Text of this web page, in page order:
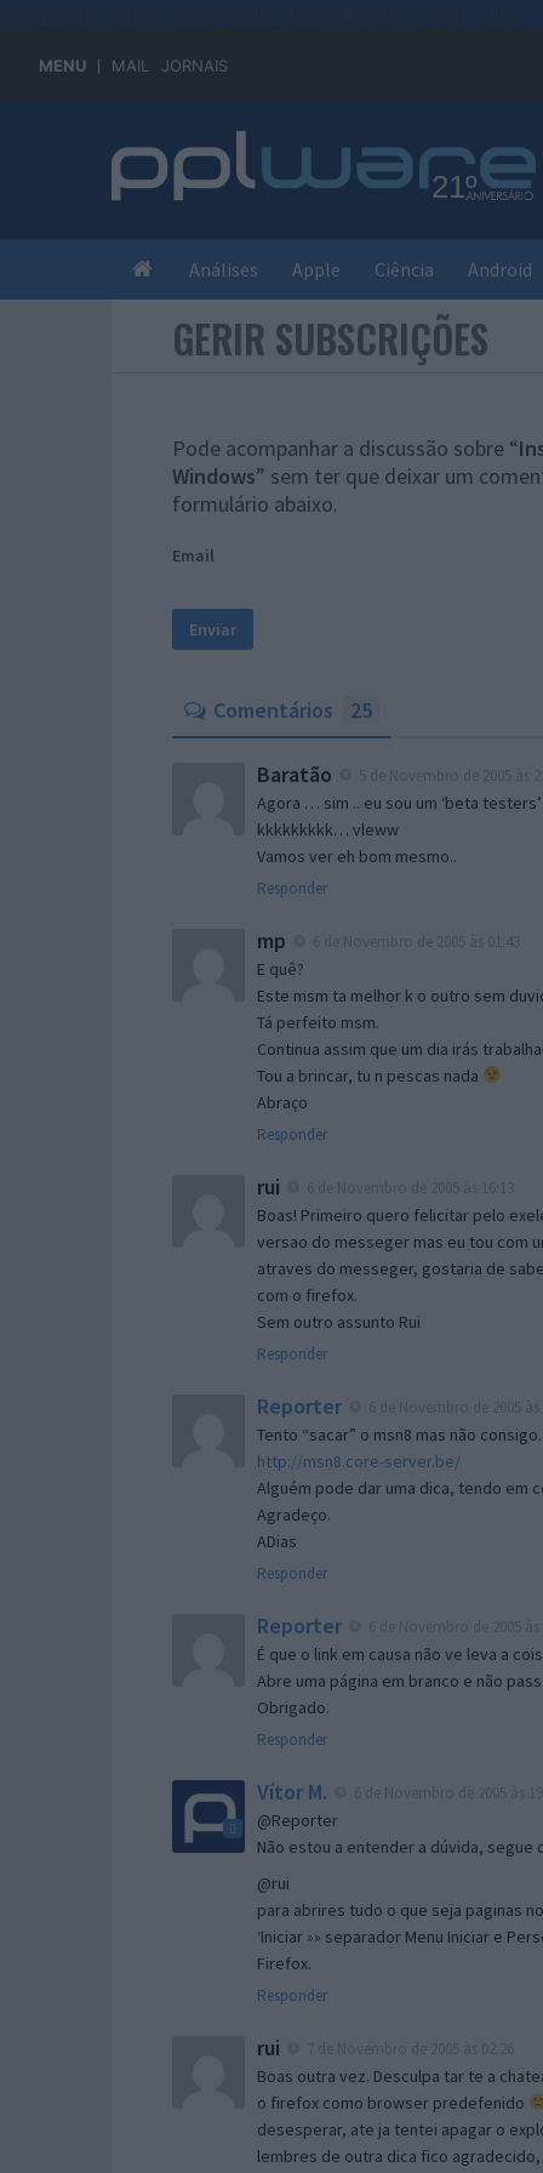
MENU MAIL JORNAIS
Análises Apple Ciência Android
GERIR SUBSCRIÇÕES
Pode acompanhar a discussão sobre “
Windows” sem ter que deixar um
formulário abaixo.
Email
Comentários 25
Baratão
Agora … sim .. eu sou um ‘beta testers’
kkkkkkkkk… vleww
Vamos ver eh bom mesmo..
Responder
mp
E quê?
Este msm ta melhor k o outro sem
Tá perfeito msm.
Continua assim que um dia irás
Tou a brincar, tu n pescas nada
Abraço
Responder
rui
Boas! Primeiro quero felicitar pelo
versao do messeger mas eu tou com
atraves do messeger, gostaria de
com o firefox.
Sem outro assunto Rui
Responder
Reporter
Tento “sacar” o msn8 mas não
http://msn8.core-server.be/
Alguém pode dar uma dica, tendo em
Agradeço.
ADias
Responder
Reporter
É que o link em causa não ve leva a
Abre uma página em branco e não
Obrigado.
Responder
Vítor M.
@Reporter
Não estou a entender a dúvida,
@rui
para abrires tudo o que seja paginas
‘Iniciar »» separador Menu Iniciar e
Firefox.
Responder
rui
Boas outra vez. Desculpa tar te a
o firefox como browser predefenido
desesperar, ate ja tentei apagar o
lembres de outra dica fico